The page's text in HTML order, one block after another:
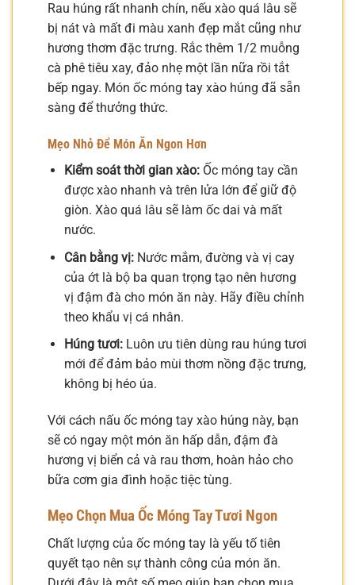
Rau húng rất nhanh chín, nếu xào quá lâu sẽ
bị nát và mất đi màu xanh đẹp mắt cũng như
hương thơm đặc trưng. Rắc thêm 1/2 muỗng
cà phê tiêu xay, đảo nhẹ một lần nữa rồi tắt
bếp ngay. Món ốc móng tay xào húng đã sẵn
sàng để thưởng thức.
Mẹo Nhỏ Để Món Ăn Ngon Hơn
Kiểm soát thời gian xào:Ốc móng tay cần
được xào nhanh và trên lửa lớn để giữ độ
giòn. Xào quá lâu sẽ làm ốc dai và mất
nước.
Cân bằng vị:Nước mắm, đường và vị cay
của ớt là bộ ba quan trọng tạo nên hương
vị đậm đà cho món ăn này. Hãy điều chỉnh
theo khẩu vị cá nhân.
Húng tươi:Luôn ưu tiên dùng rau húng tươi
mới để đảm bảo mùi thơm nồng đặc trưng,
không bị héo úa.
Với cách nấu ốc móng tay xào húng này, bạn
sẽ có ngay một món ăn hấp dẫn, đậm đà
hương vị biển cả và rau thơm, hoàn hảo cho
bữa cơm gia đình hoặc tiệc tùng.
Mẹo Chọn Mua Ốc Móng Tay Tươi Ngon
Chất lượng của ốc móng tay là yếu tố tiên
quyết tạo nên sự thành công của món ăn.